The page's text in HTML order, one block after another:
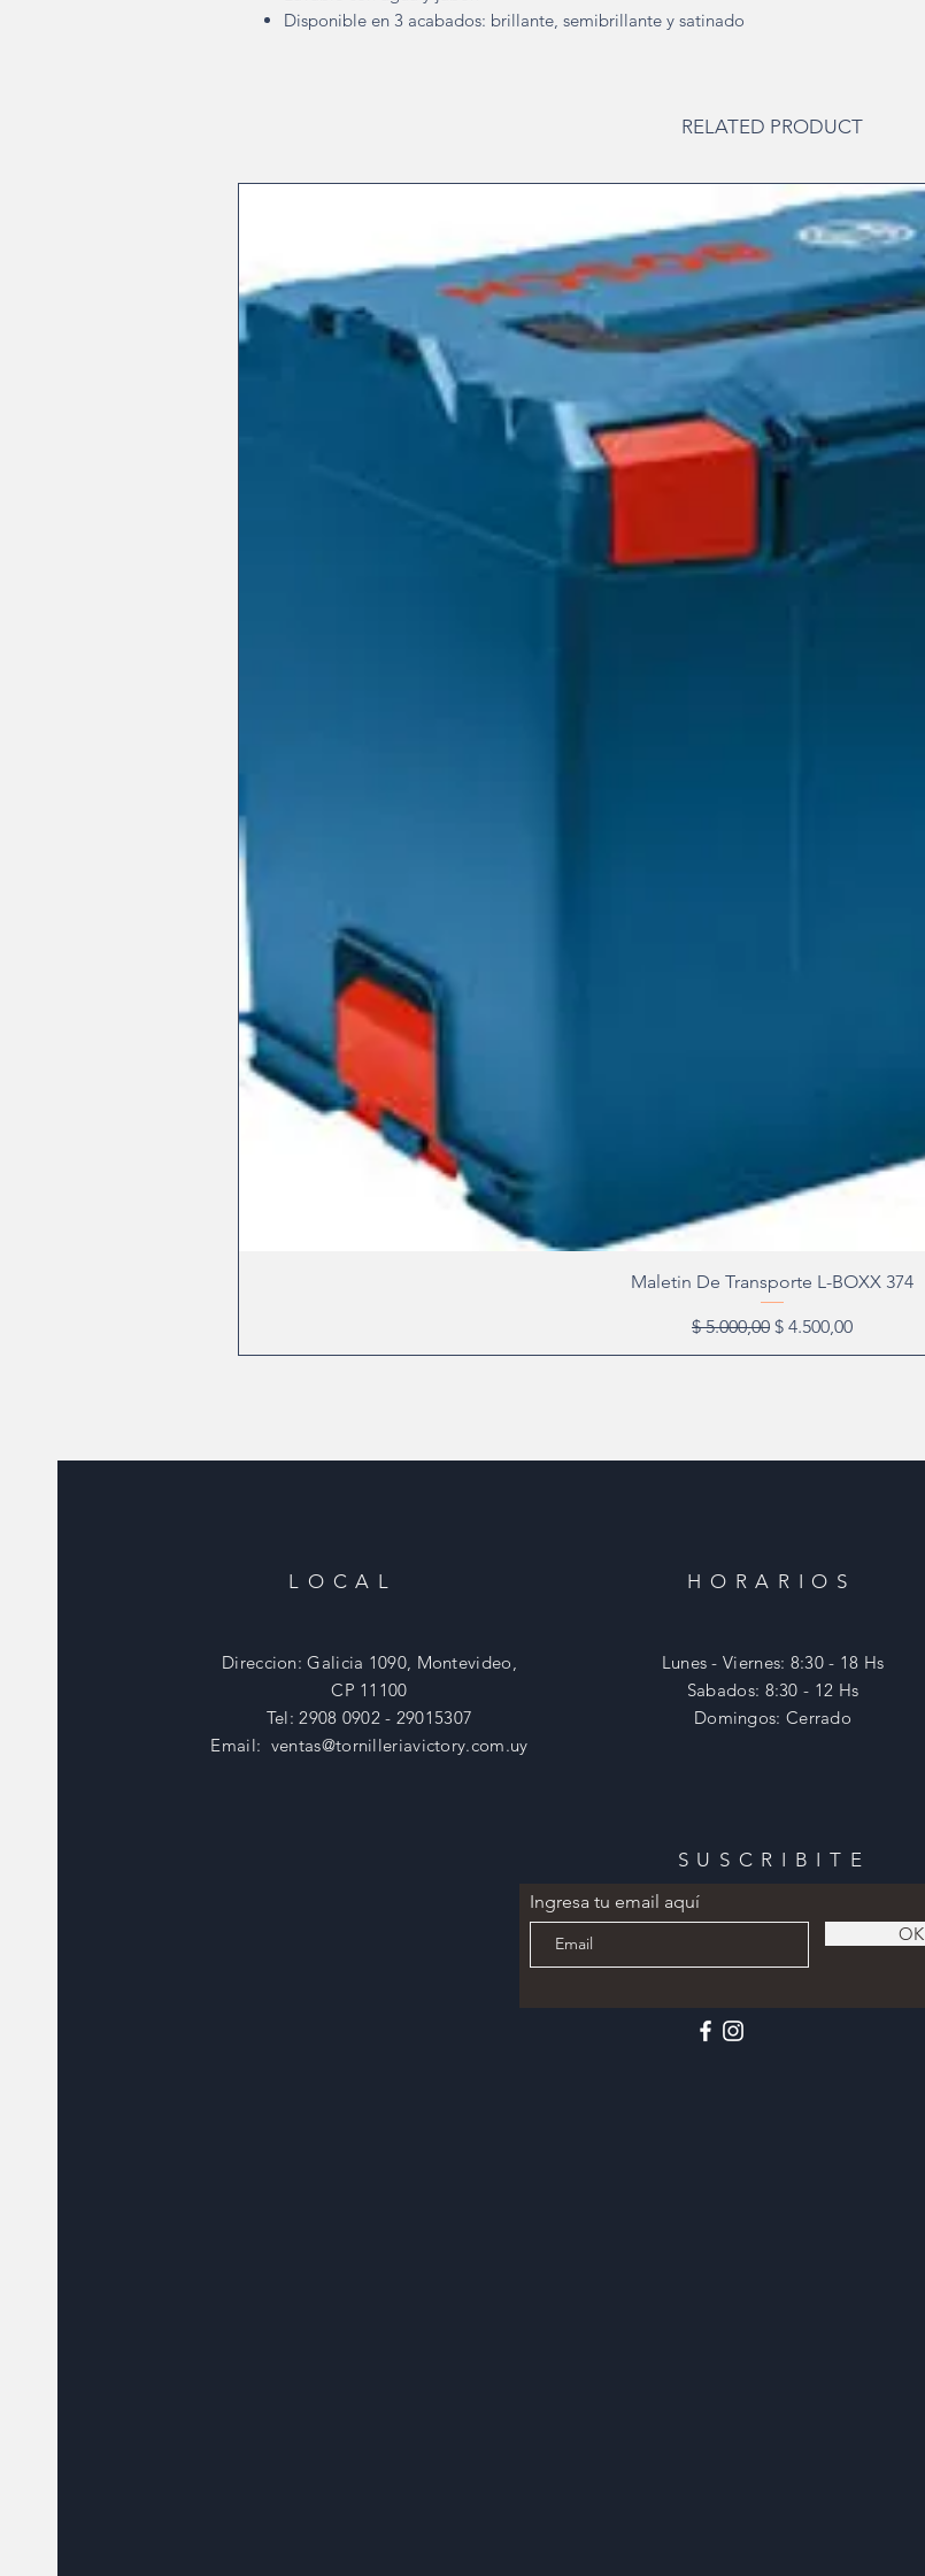
Disponible en 3 acabados: brillante, semibrillante y satinado
RELATED PRODUCT
Maletin De Transporte L-BOXX 374
Precio
$ 5.000,00 Precio de oferta
$ 4.500,00
LOCAL
Direccion: Galicia 1090, Montevideo,
CP 11100
Tel: 2908 0902 - 29015307
Email: ventas@tornilleriavictory.com.uy
HORARIOS
Lunes - Viernes: 8:30 - 18 Hs
​​Sabados: 8:30 - 12 Hs
​Domingos: Cerrado
SUSCRIBITE
Ingresa tu email aquí
OK